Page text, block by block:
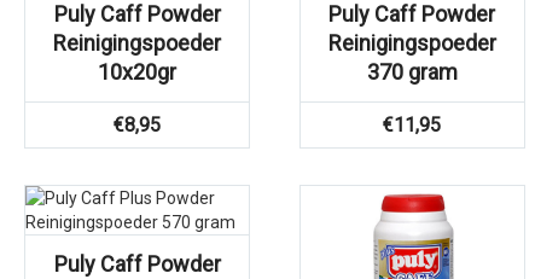
Puly Caff Powder
Reinigingspoeder
10x20gr
€8,95
Puly Caff Powder
Reinigingspoeder
370 gram
€11,95
Puly Caff Powder